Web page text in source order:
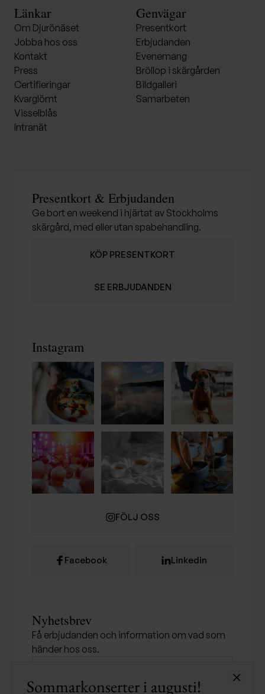
Länkar
Om Djurönäset
Jobba hos oss
Kontakt
Press
Certifieringar
Kvarglömt
Visselblås
Intranät
Genvägar
Presentkort
Erbjudanden
Evenemang
Bröllop i skärgården
Bildgalleri
Samarbeten
Presentkort & Erbjudanden
Ge bort en weekend i hjärtat av Stockholms
skärgård, med eller utan spabehandling.
KÖP PRESENTKORT
SE ERBJUDANDEN
Instagram
FÖLJ OSS
Facebook Linkedin
Nyhetsbrev
Få erbjudanden och information om vad som
händer hos oss.
Sommarkonserter i augusti! Stäng